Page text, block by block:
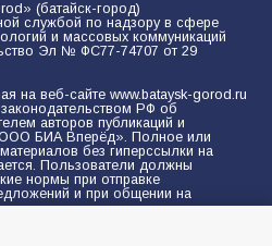
(батайск-город)
службой по надзору в сфере
и массовых коммуникаций
Эл № ФС77-74707 от 29
на веб-сайте www.bataysk-gorod.ru
законодательством РФ об
авторов публикаций и
БИА Вперёд». Полное или
без гиперссылки на
Пользователи должны
нормы при отправке
и при общении на
и защиты информации